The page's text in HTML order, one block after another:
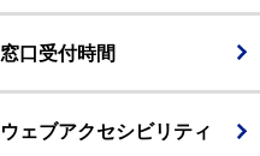
窓口受付時間
ウェブアクセシビリティ